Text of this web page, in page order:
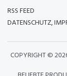
RSS FEED
DATENSCHUTZ,
COPYRIGHT ©